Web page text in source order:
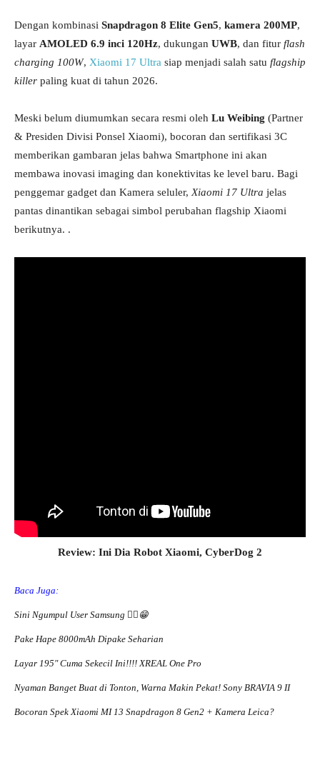
Dengan kombinasi Snapdragon 8 Elite Gen5, kamera 200MP,
layar AMOLED 6.9 inci 120Hz, dukungan UWB, dan fitur flash
charging 100W, Xiaomi 17 Ultra siap menjadi salah satu flagship
killer paling kuat di tahun 2026.
Meski belum diumumkan secara resmi oleh Lu Weibing (Partner
& Presiden Divisi Ponsel Xiaomi), bocoran dan sertifikasi 3C
memberikan gambaran jelas bahwa Smartphone ini akan
membawa inovasi imaging dan konektivitas ke level baru. Bagi
penggemar gadget dan Kamera seluler, Xiaomi 17 Ultra jelas
pantas dinantikan sebagai simbol perubahan flagship Xiaomi
berikutnya. .
Review: Ini Dia Robot Xiaomi, CyberDog 2
Baca Juga:
Sini Ngumpul User Samsung ☝🏻😁
Pake Hape 8000mAh Dipake Seharian
Layar 195″ Cuma Sekecil Ini!!!! XREAL One Pro
Nyaman Banget Buat di Tonton, Warna Makin Pekat! Sony BRAVIA 9 II
Bocoran Spek Xiaomi MI 13 Snapdragon 8 Gen2 + Kamera Leica?